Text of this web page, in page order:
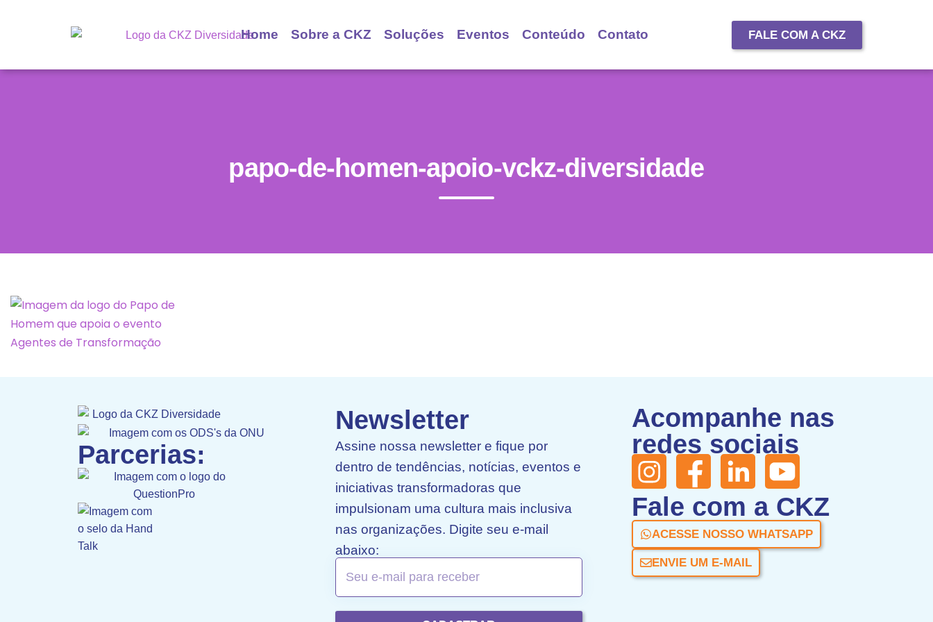
Home Sobre a CKZ Soluções Eventos Conteúdo Contato FALE COM A CKZ
papo-de-homen-apoio-vckz-diversidade
Parcerias:
Newsletter
Assine nossa newsletter e fique por
dentro de tendências, notícias, eventos e
iniciativas transformadoras que
impulsionam uma cultura mais inclusiva
nas organizações. Digite seu e-mail
abaixo:
Acompanhe nas
redes sociais
Fale com a CKZ
ACESSE NOSSO WHATSAPP
ENVIE UM E-MAIL